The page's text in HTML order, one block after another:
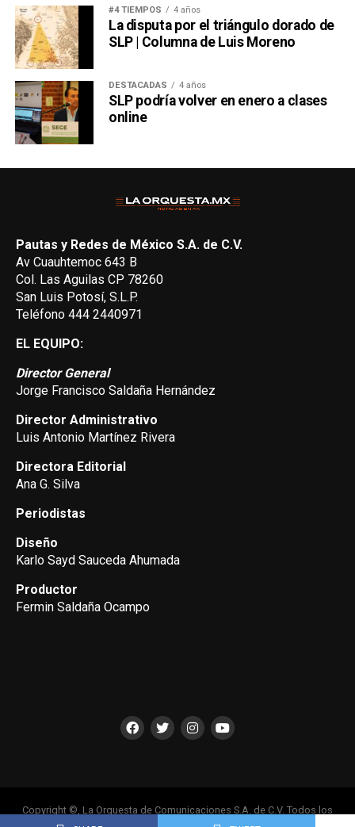
#4 TIEMPOS 4 años
La disputa por el triángulo dorado de
SLP | Columna de Luis Moreno
DESTACADAS 4 años
SLP podría volver en enero a clases
online
Pautas y Redes de México S.A. de C.V.
Av Cuauhtemoc 643 B
Col. Las Aguilas CP 78260
San Luis Potosí, S.L.P.
Teléfono 444 2440971
EL EQUIPO:
Director General
Jorge Francisco Saldaña Hernández
Director Administrativo
Luis Antonio Martínez Rivera
Directora Editorial
Ana G. Silva
Periodistas
Diseño
Karlo Sayd Sauceda Ahumada
Productor
Fermin Saldaña Ocampo
Copyright ©, La Orquesta de Comunicaciones S.A. de C.V. Todos los
Derechos Reservados